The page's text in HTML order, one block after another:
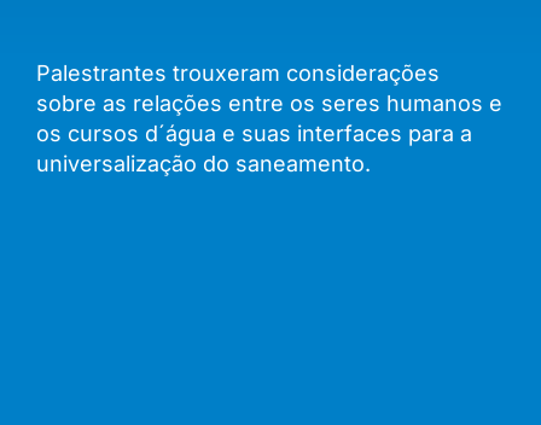
Palestrantes trouxeram considerações
sobre as relações entre os seres humanos e
os cursos d´água e suas interfaces para a
universalização do saneamento.